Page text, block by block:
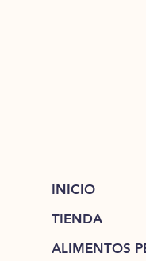
INICIO
TIENDA
ALIMENTOS